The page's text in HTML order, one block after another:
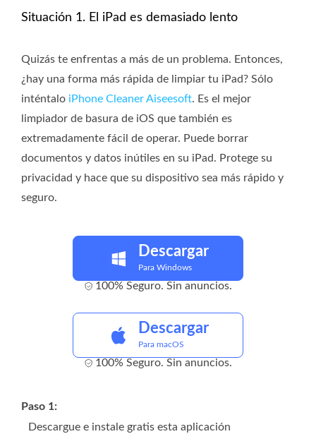
Situación 1. El iPad es demasiado lento
Quizás te enfrentas a más de un problema. Entonces,
¿hay una forma más rápida de limpiar tu iPad? Sólo
inténtalo iPhone Cleaner Aiseesoft. Es el mejor
limpiador de basura de iOS que también es
extremadamente fácil de operar. Puede borrar
documentos y datos inútiles en su iPad. Protege su
privacidad y hace que su dispositivo sea más rápido y
seguro.
Descargar
Para Windows
100% Seguro. Sin anuncios.
Descargar
Para macOS
100% Seguro. Sin anuncios.
Paso 1:
Descargue e instale gratis esta aplicación